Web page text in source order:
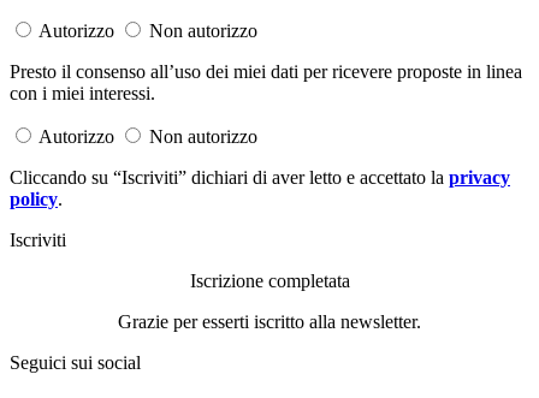
Autorizzo
Non autorizzo
Presto il consenso all’uso dei miei dati per ricevere proposte in linea
con i miei interessi.
Autorizzo
Non autorizzo
Cliccando su “Iscriviti” dichiari di aver letto e accettato la privacy
policy.
Iscriviti
Iscrizione completata
Grazie per esserti iscritto alla newsletter.
Seguici sui social